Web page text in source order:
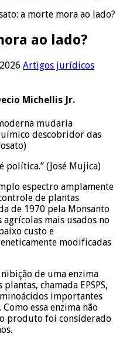
a morte mora ao lado?
ao lado?
Artigos jurídicos
Michellis Jr.
mudaria
descobridor das
política.” (José Mujica)
espectro amplamente
de plantas
de 1970 pela Monsanto
mais usados no
custo e
modificadas
de uma enzima
chamada EPSPS,
importantes
essa enzima não
produto foi considerado